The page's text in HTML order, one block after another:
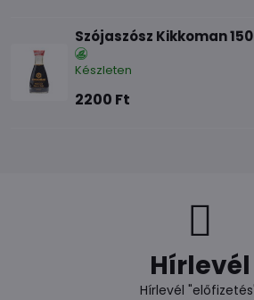
Szójaszósz Kikkoman
Készleten
2200 Ft
Hírlevél
Hírlevél